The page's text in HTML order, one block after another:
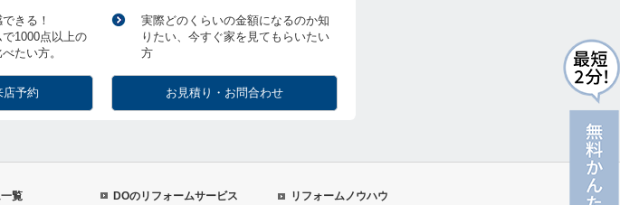
きる！
1000点以上の
たい方。
店予約
実際どのくらいの金額になるのか知
りたい、今すぐ家を見てもらいたい
方
お見積り・お問合わせ
覧 DOのリフォームサービス リフォームノウハウ